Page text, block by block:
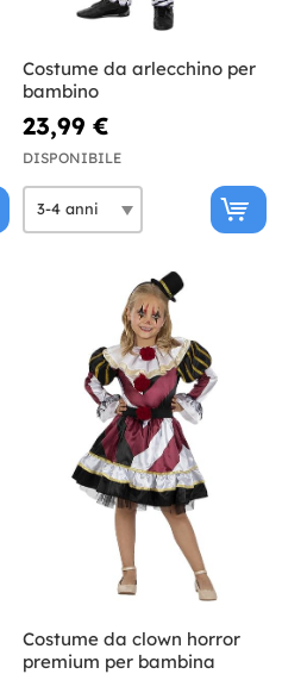
Costume da arlecchino per
bambino
23,99 €
DISPONIBILE
Costume da clown horror
premium per bambina